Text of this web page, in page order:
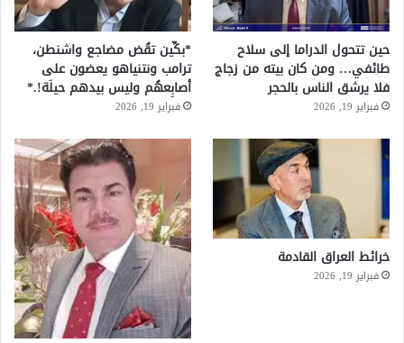
حين تتحول الدراما إلى سلاح
طائفي… ومن كان بيته من زجاج
فلا يرشق الناس بالحجر
فبراير 19, 2026
*بكِّين تقُض مضاجع واشنطن،
ترامب ونتنياهو يعضون على
أصابِعهُم وليس بيدهم حيلَة!.*
فبراير 19, 2026
خرائط العراق القادمة
فبراير 19, 2026